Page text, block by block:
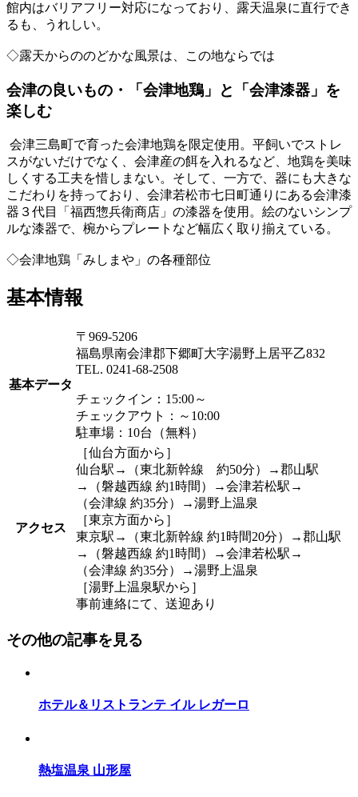
館内はバリアフリー対応になっており、露天温泉に直行でき
るも、うれしい。
◇露天からののどかな風景は、この地ならでは
会津の良いもの・「会津地鶏」と「会津漆器」を
楽しむ
会津三島町で育った会津地鶏を限定使用。平飼いでストレ
スがないだけでなく、会津産の餌を入れるなど、地鶏を美味
しくする工夫を惜しまない。そして、一方で、器にも大きな
こだわりを持っており、会津若松市七日町通りにある会津漆
器３代目「福西惣兵衛商店」の漆器を使用。絵のないシンプ
ルな漆器で、椀からプレートなど幅広く取り揃えている。
◇会津地鶏「みしまや」の各種部位
基本情報
基本データ
〒969-5206
福島県南会津郡下郷町大字湯野上居平乙832
TEL. 0241-68-2508
チェックイン：15:00～
チェックアウト：～10:00
駐車場：10台（無料）
アクセス
［仙台方面から］
仙台駅→（東北新幹線 約50分）→郡山駅
→（磐越西線 約1時間）→会津若松駅→
（会津線 約35分）→湯野上温泉
［東京方面から］
東京駅→（東北新幹線 約1時間20分）→郡山駅
→（磐越西線 約1時間）→会津若松駅→
（会津線 約35分）→湯野上温泉
［湯野上温泉駅から］
事前連絡にて、送迎あり
その他の記事を見る
ホテル＆リストランテ イル レガーロ
熱塩温泉 山形屋